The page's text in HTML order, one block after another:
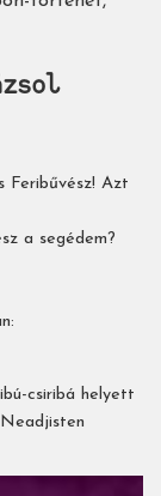
Feribűvész! Azt
a segédem?
csiribá helyett